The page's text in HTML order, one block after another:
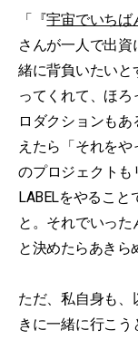
「『宇宙でいちば
さんが一人で出
緒に背負いたいと
ってくれて、ほ
ロダクションも
えたら「それを
のプロジェクトも
LABELをやること
と。それでいった
と決めたらあきら
ただ、私自身も、
きに一緒に行こ